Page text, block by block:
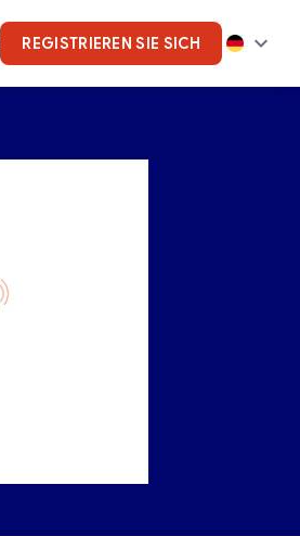
REGISTRIEREN SIE SICH